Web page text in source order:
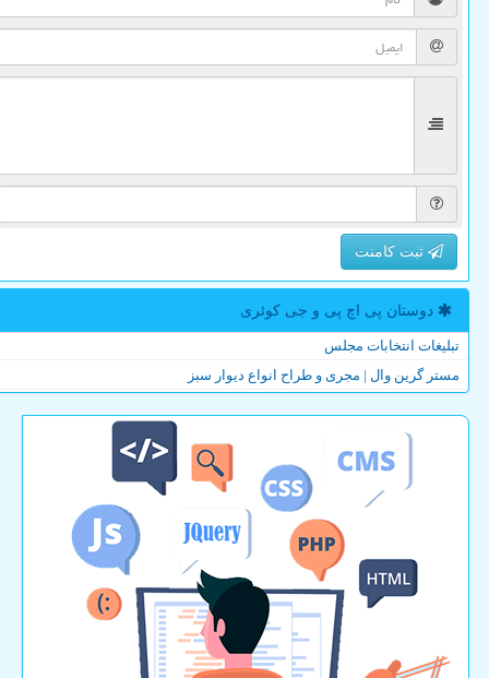
ثبت کامنت
دوستان پی اچ پی و جی كوئری
تبلیغات انتخابات مجلس
مستر گرین وال | مجری و طراح انواع دیوار سبز